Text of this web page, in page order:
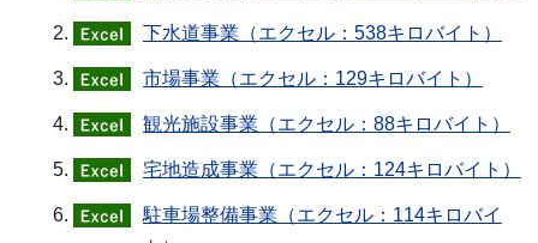
下水道事業（エクセル：538キロバイト）
市場事業（エクセル：129キロバイト）
観光施設事業（エクセル：88キロバイト）
宅地造成事業（エクセル：124キロバイト）
駐車場整備事業（エクセル：114キロバイ